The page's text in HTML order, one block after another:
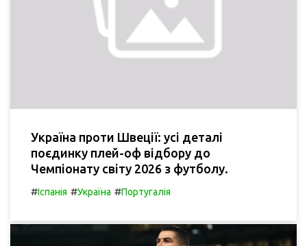
Україна проти Швеції: усі деталі
поєдинку плей-оф відбору до
Чемпіонату світу 2026 з футболу.
#Іспанія #Україна #Португалія